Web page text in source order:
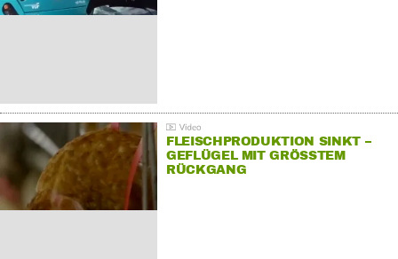
FLEISCHPRODUKTION SINKT –
GEFLÜGEL MIT GRÖSSTEM R
ÜCKGANG